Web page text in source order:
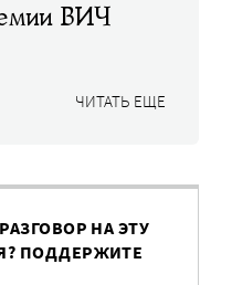
ВИЧ
ЧИТАТЬ ЕЩЕ
НА ЭТУ
ПОДДЕРЖИТЕ